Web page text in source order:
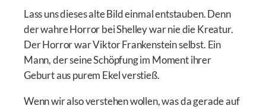
Lass uns dieses alte Bild einmal entstauben. Denn
der wahre Horror bei Shelley war nie die Kreatur.
Der Horror war Viktor Frankenstein selbst. Ein
Mann, der seine Schöpfung im Moment ihrer
Geburt aus purem Ekel verstieß.
Wenn wir also verstehen wollen, was da gerade auf